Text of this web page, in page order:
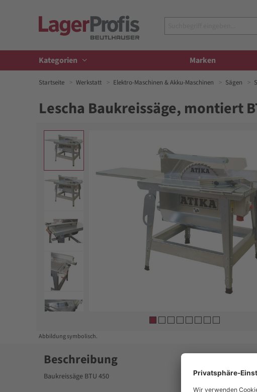
Kategorien Marken
Startseite Werkstatt Elektro-Maschinen & Akku-Maschinen Sägen
Lescha Baukreissäge, montiert
Item
Abbildung symbolisch.
Beschreibung
Baukreissäge BTU 450